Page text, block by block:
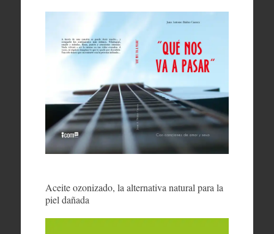
Aceite ozonizado, la alternativa natural para la
piel dañada